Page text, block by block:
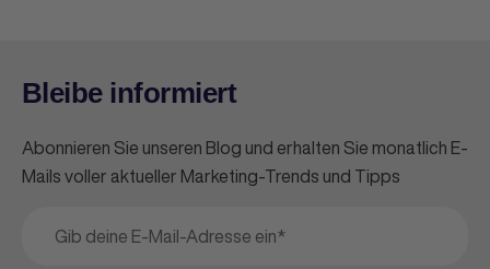
Bleibe informiert
Abonnieren Sie unseren Blog und erhalten Sie monatlich E-
Mails voller aktueller Marketing-Trends und Tipps